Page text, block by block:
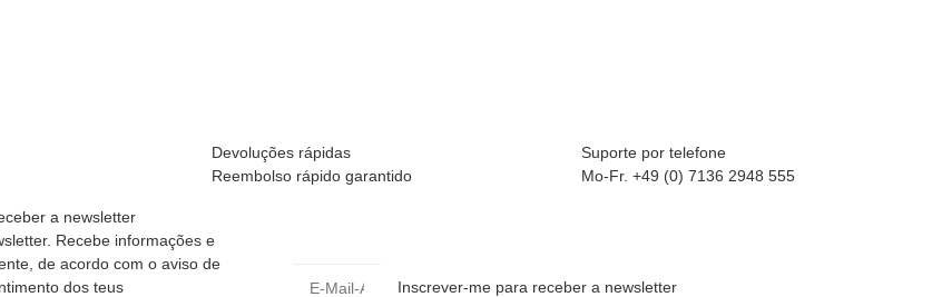
Devoluções rápidas
Reembolso rápido garantido
Suporte por telefone
Mo-Fr. +49 (0) 7136 2948 555
a newsletter
Recebe informações e
de acordo com o aviso de
dos teus
Inscrever-me para receber a newsletter